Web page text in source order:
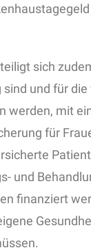
sich
und für
werden, mit
für
und
finanziert